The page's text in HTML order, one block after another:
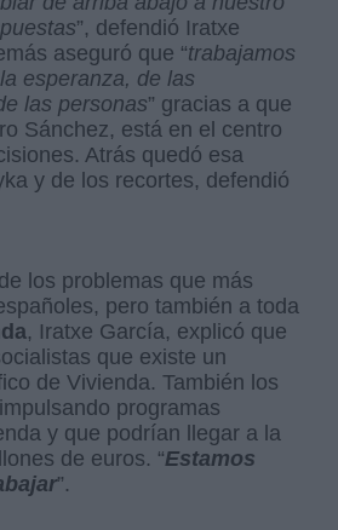
”, defendió Iratxe
aseguró que “trabajamos
esperanza, de las
las personas” gracias a que
Sánchez, está en el centro
Atrás quedó esa
y de los recortes, defendió
los problemas que más
pero también a toda
, Iratxe García, explicó que
que existe un
de Vivienda. También los
programas
y que podrían llegar a la
de euros. “Estamos
”.